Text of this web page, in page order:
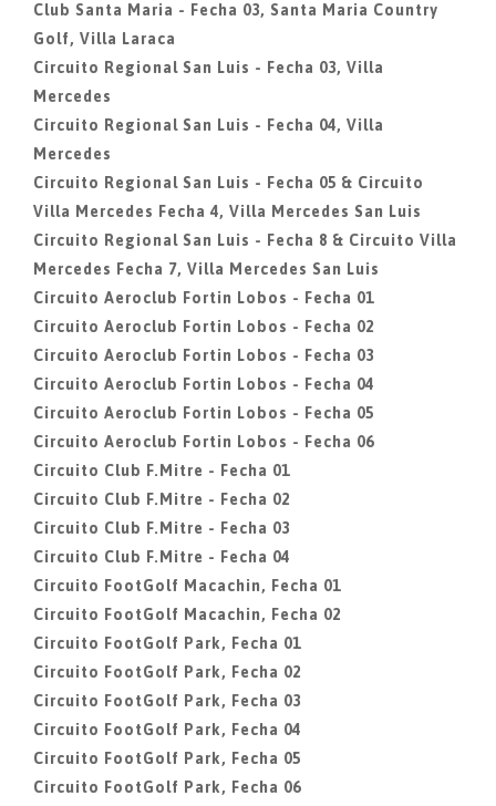
Club Santa Maria - Fecha 03, Santa Maria Country
Golf, Villa Laraca
Circuito Regional San Luis - Fecha 03, Villa
Mercedes
Circuito Regional San Luis - Fecha 04, Villa
Mercedes
Circuito Regional San Luis - Fecha 05 & Circuito
Villa Mercedes Fecha 4, Villa Mercedes San Luis
Circuito Regional San Luis - Fecha 8 & Circuito Villa
Mercedes Fecha 7, Villa Mercedes San Luis
Circuito Aeroclub Fortin Lobos - Fecha 01
Circuito Aeroclub Fortin Lobos - Fecha 02
Circuito Aeroclub Fortin Lobos - Fecha 03
Circuito Aeroclub Fortin Lobos - Fecha 04
Circuito Aeroclub Fortin Lobos - Fecha 05
Circuito Aeroclub Fortin Lobos - Fecha 06
Circuito Club F.Mitre - Fecha 01
Circuito Club F.Mitre - Fecha 02
Circuito Club F.Mitre - Fecha 03
Circuito Club F.Mitre - Fecha 04
Circuito FootGolf Macachin, Fecha 01
Circuito FootGolf Macachin, Fecha 02
Circuito FootGolf Park, Fecha 01
Circuito FootGolf Park, Fecha 02
Circuito FootGolf Park, Fecha 03
Circuito FootGolf Park, Fecha 04
Circuito FootGolf Park, Fecha 05
Circuito FootGolf Park, Fecha 06